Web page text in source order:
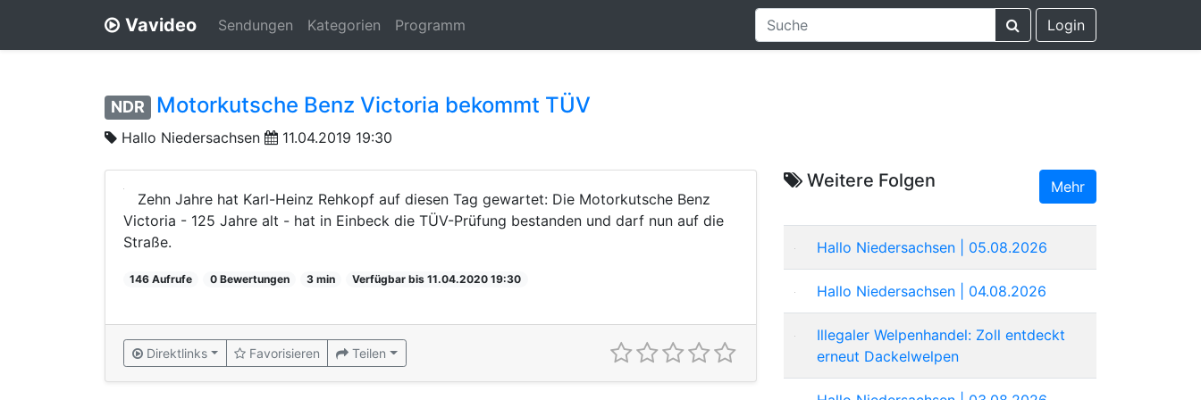
Vavideo Sendungen Kategorien Programm Login
NDR Motorkutsche Benz Victoria bekommt TÜV
Hallo Niedersachsen 11.04.2019 19:30
Zehn Jahre hat Karl-Heinz Rehkopf auf diesen Tag gewartet: Die Motorkutsche Benz
Victoria - 125 Jahre alt - hat in Einbeck die TÜV-Prüfung bestanden und darf nun auf die
Straße.
146 Aufrufe 0 Bewertungen 3 min Verfügbar bis 11.04.2020 19:30
Direktlinks Favorisieren Teilen
Weitere Folgen Mehr
Hallo Niedersachsen | 05.08.2026
Hallo Niedersachsen | 04.08.2026
Illegaler Welpenhandel: Zoll entdeckt
erneut Dackelwelpen